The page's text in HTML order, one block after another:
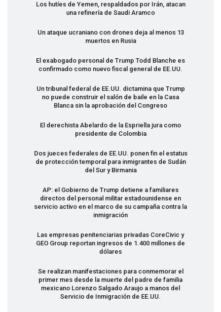
Los hutíes de Yemen, respaldados por Irán, atacan
una refinería de Saudi Aramco
Un ataque ucraniano con drones deja al menos 13
muertos en Rusia
El exabogado personal de Trump Todd Blanche es
confirmado como nuevo fiscal general de EE.UU.
Un tribunal federal de EE.UU. dictamina que Trump
no puede construir el salón de baile en la Casa
Blanca sin la aprobación del Congreso
El derechista Abelardo de la Espriella jura como
presidente de Colombia
Dos jueces federales de EE.UU. ponen fin el estatus
de protección temporal para inmigrantes de Sudán
del Sur y Birmania
AP: el Gobierno de Trump detiene a familiares
directos del personal militar estadounidense en
servicio activo en el marco de su campaña contra la
inmigración
Las empresas penitenciarias privadas CoreCivic y
GEO Group reportan ingresos de 1.400 millones de
dólares
Se realizan manifestaciones para conmemorar el
primer mes desde la muerte del padre de familia
mexicano Lorenzo Salgado Araujo a manos del
Servicio de Inmigración de EE.UU.